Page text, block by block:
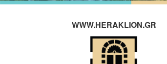
WWW.HERAKLION.GR